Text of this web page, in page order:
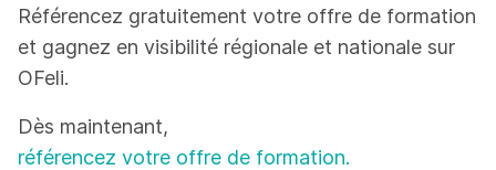
Référencez gratuitement votre offre de formation
et gagnez en visibilité régionale et nationale sur
OFeli.
Dès maintenant,
référencez votre offre de formation.